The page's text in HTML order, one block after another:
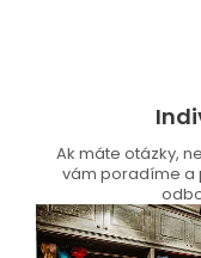
Ak máte otázky,
vám poradíme a